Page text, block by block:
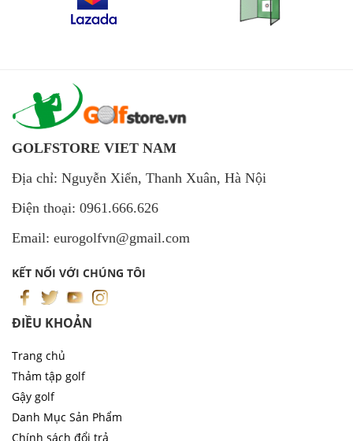
GOLFSTORE VIET NAM
Địa chỉ: Nguyễn Xiển, Thanh Xuân, Hà Nội
Điện thoại: 0961.666.626
Email: eurogolfvn@gmail.com
KẾT NỐI VỚI CHÚNG TÔI
ĐIỀU KHOẢN
Trang chủ
Thảm tập golf
Gậy golf
Danh Mục Sản Phẩm
Chính sách đổi trả